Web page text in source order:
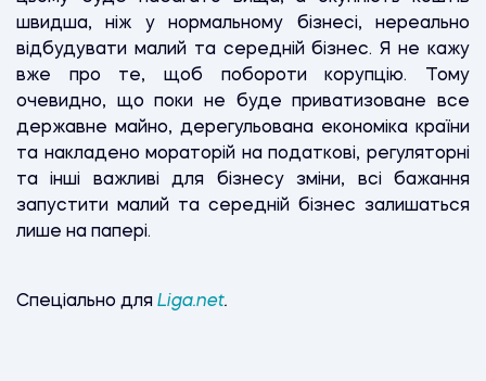
швидша, ніж у нормальному бізнесі, нереально
відбудувати малий та середній бізнес. Я не кажу
вже про те, щоб побороти корупцію. Тому
очевидно, що поки не буде приватизоване все
державне майно, дерегульована економіка країни
та накладено мораторій на податкові, регуляторні
та інші важливі для бізнесу зміни, всі бажання
запустити малий та середній бізнес залишаться
лише на папері.
Спеціально для Liga.net.